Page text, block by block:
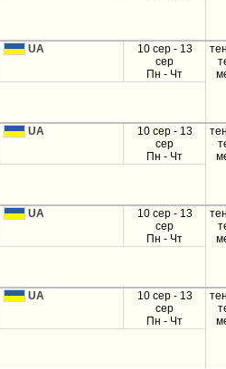
UA
10 сер - 13
сер
Пн - Чт
UA
10 сер - 13
сер
Пн - Чт
UA
10 сер - 13
сер
Пн - Чт
UA
10 сер - 13
сер
Пн - Чт